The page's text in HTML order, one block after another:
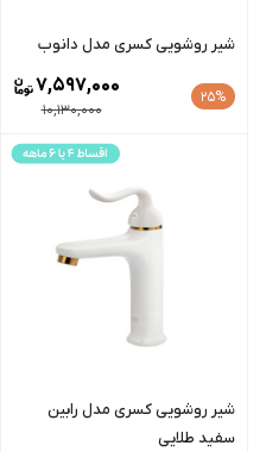
شیر روشویی کسری مدل دانوب
25%
10,130,000
7,597,000
شیر روشویی کسری مدل رابین
سفید طلایی